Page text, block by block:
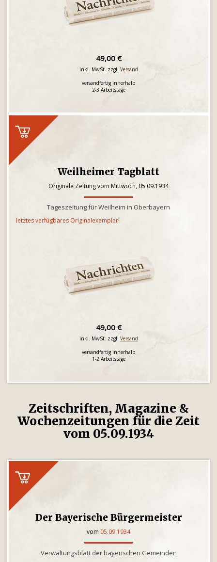
49,00 €
inkl. MwSt. zzgl. Versand
versandfertig innerhalb
2-3 Arbeitstage
Weilheimer Tagblatt
Originale Zeitung vom Mittwoch, 05.09.1934
Tageszeitung für Weilheim in Oberbayern
letztes verfügbares Originalexemplar!
49,00 €
inkl. MwSt. zzgl. Versand
versandfertig innerhalb
1-2 Arbeitstage
Zeitschriften, Magazine &
Wochenzeitungen für die Zeit
vom 05.09.1934
Der Bayerische Bürgermeister
vom 05.09.1934
Verwaltungsblatt der bayerischen Gemeinden